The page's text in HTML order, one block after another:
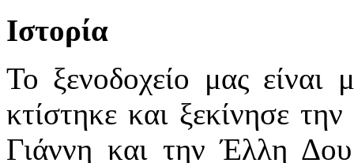
Ιστορία
Το ξενοδοχείο μας είναι
κτίστηκε και ξεκίνησε
Γιάννη και την Έλλη